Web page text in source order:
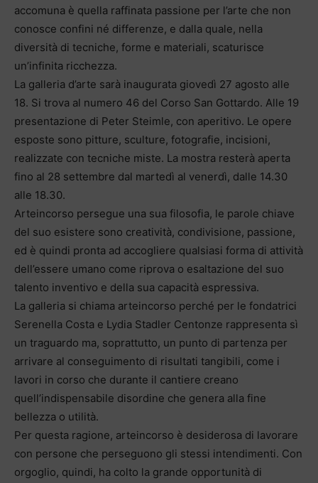
accomuna è quella raffinata passione per l’arte che non
conosce confini né differenze, e dalla quale, nella
diversità di tecniche, forme e materiali, scaturisce
un’infinita ricchezza.
La galleria d’arte sarà inaugurata giovedì 27 agosto alle
18. Si trova al numero 46 del Corso San Gottardo. Alle 19
presentazione di Peter Steimle, con aperitivo. Le opere
esposte sono pitture, sculture, fotografie, incisioni,
realizzate con tecniche miste. La mostra resterà aperta
fino al 28 settembre dal martedì al venerdì, dalle 14.30
alle 18.30.
Arteincorso persegue una sua filosofia, le parole chiave
del suo esistere sono creatività, condivisione, passione,
ed è quindi pronta ad accogliere qualsiasi forma di attività
dell’essere umano come riprova o esaltazione del suo
talento inventivo e della sua capacità espressiva.
La galleria si chiama arteincorso perché per le fondatrici
Serenella Costa e Lydia Stadler Centonze rappresenta sì
un traguardo ma, soprattutto, un punto di partenza per
arrivare al conseguimento di risultati tangibili, come i
lavori in corso che durante il cantiere creano
quell’indispensabile disordine che genera alla fine
bellezza o utilità.
Per questa ragione, arteincorso è desiderosa di lavorare
con persone che perseguono gli stessi intendimenti. Con
orgoglio, quindi, ha colto la grande opportunità di